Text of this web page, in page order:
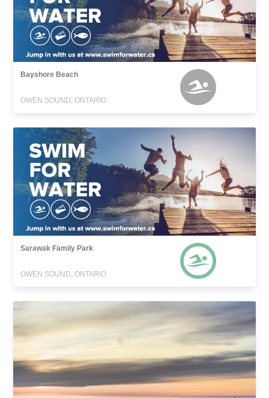
Bayshore Beach
OWEN SOUND, ONTARIO
Sarawak Family Park
OWEN SOUND, ONTARIO